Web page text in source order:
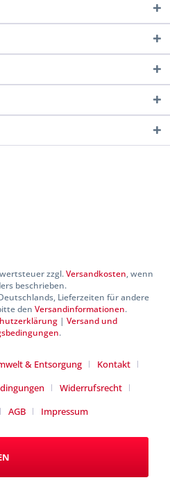
zzgl.Versandkosten, wenn
beschrieben.
Lieferzeiten für andere
den Versandinformationen.
| Versand und
.
& Entsorgung
Kontakt
Widerrufsrecht
AGB Impressum